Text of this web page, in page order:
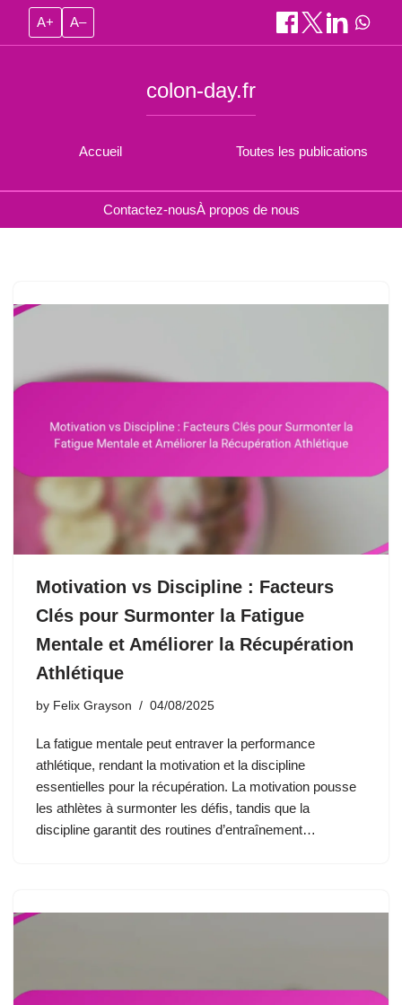
A+ A–
Accueil
colon-day.fr
Toutes les publications
Contactez-nousÀ propos de nous
Motivation vs Discipline : Facteurs
Clés pour Surmonter la Fatigue
Mentale et Améliorer la Récupération
Athlétique
by Felix Grayson 04/08/2025
La fatigue mentale peut entraver la performance
athlétique, rendant la motivation et la discipline
essentielles pour la récupération. La motivation pousse
les athlètes à surmonter les défis, tandis que la
discipline garantit des routines d’entraînement…